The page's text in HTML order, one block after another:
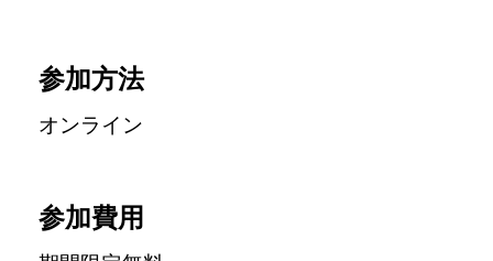
参加方法
オンライン
参加費用